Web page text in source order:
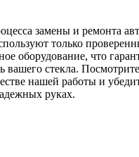
замены и ремонта
только
оборудование, что
вашего стекла.
нашей работы и
руках.